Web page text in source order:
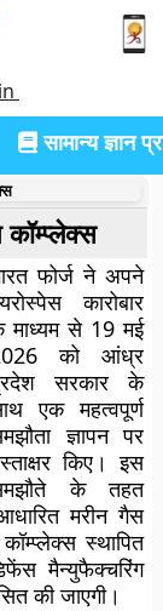
सामान्य ज्ञान
कॉम्प्लेक्स
फोर्ज ने अपने
कारोबार
माध्यम से 19 मई
को आंध्र
सरकार के
एक महत्वपूर्ण
ज्ञापन पर
किए। इस
के तहत
मरीन गैस
स्थापित
मैन्युफैक्चरिंग
की जाएगी।